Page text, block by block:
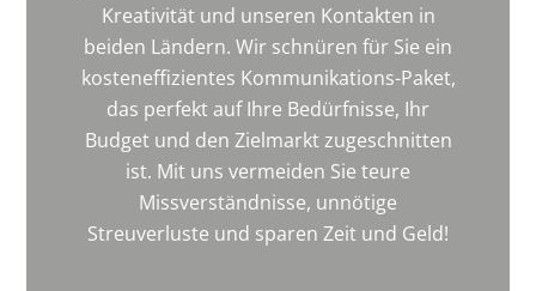
Kreativität und unseren Kontakten in
beiden Ländern. Wir schnüren für Sie ein
kosteneffizientes Kommunikations-Paket,
das perfekt auf Ihre Bedürfnisse, Ihr
Budget und den Zielmarkt zugeschnitten
ist. Mit uns vermeiden Sie teure
Missverständnisse, unnötige
Streuverluste und sparen Zeit und Geld!